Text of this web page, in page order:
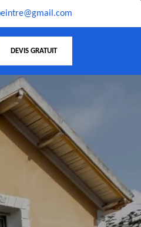
DEVIS GRATUIT